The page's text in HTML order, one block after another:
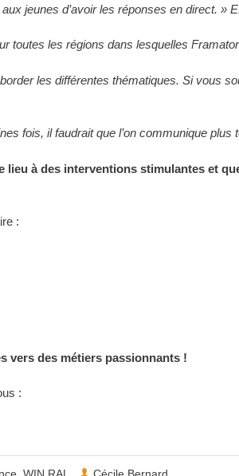
jeunes d’avoir les réponses en direct. »
toutes les régions dans lesquelles
les différentes thématiques. Si vous
fois, il faudrait que l’on communique plus
à des interventions stimulantes et
:
vers des métiers passionnants !
: